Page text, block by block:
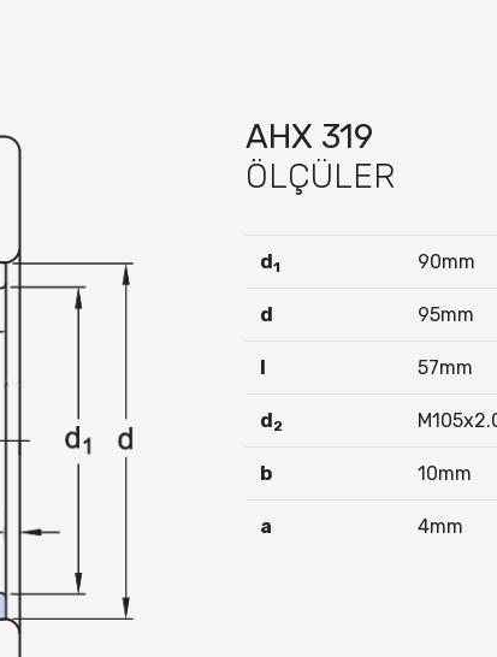
AHX 319
ÖLÇÜLER
d1 90mm
d 95mm
I 57mm
d2
b 10mm
a 4mm